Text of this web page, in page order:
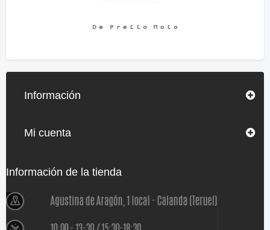
Información
Mi cuenta
Información de la tienda